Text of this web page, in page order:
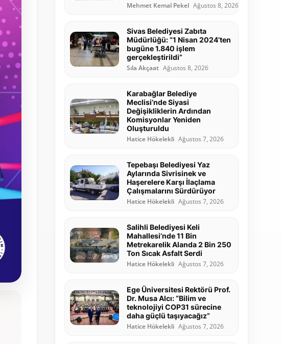
Mehmet Kemal Pekel Ağustos 8, 2026
Sivas Belediyesi Zabıta
Müdürlüğü: “1 Nisan 2024’ten
bugüne 1.840 işlem
gerçekleştirildi”
Sıla Akçaat Ağustos 8, 2026
Karabağlar Belediye
Meclisi’nde Siyasi
Değişikliklerin Ardından
Komisyonlar Yeniden
Oluşturuldu
Hatice Hökelekli Ağustos 7, 2026
Tepebaşı Belediyesi Yaz
Aylarında Sivrisinek ve
Haşerelere Karşı İlaçlama
Çalışmalarını Sürdürüyor
Hatice Hökelekli Ağustos 7, 2026
Salihli Belediyesi Keli
Mahallesi’nde 11 Bin
Metrekarelik Alanda 2 Bin 250
Ton Sıcak Asfalt Serdi
Hatice Hökelekli Ağustos 7, 2026
Ege Üniversitesi Rektörü Prof.
Dr. Musa Alcı: “Bilim ve
teknolojiyi COP31 sürecine
daha güçlü taşıyacağız”
Hatice Hökelekli Ağustos 7, 2026